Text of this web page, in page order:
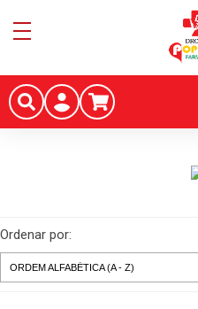
Ordenar por: